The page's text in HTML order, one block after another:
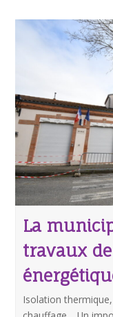
La
travaux
Isolation